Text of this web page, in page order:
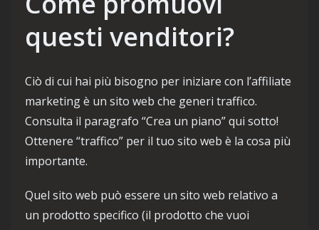
questi venditori?
Ciò di cui hai più bisogno per iniziare con l’affiliate
marketing è un sito web che generi traffico.
Consulta il paragrafo “Crea un piano” qui sotto!
Ottenere “traffico” per il tuo sito web è la cosa più
importante.
Quel sito web può essere un sito web relativo a
un prodotto specifico (il prodotto che vuoi